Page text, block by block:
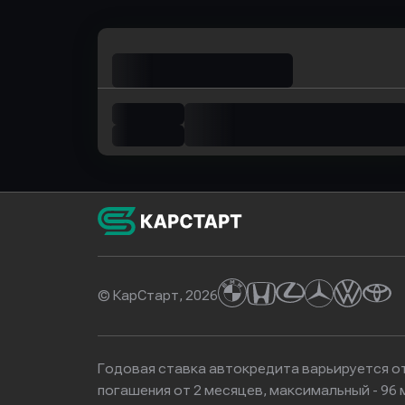
© КарСтарт, 2026
Годовая ставка автокредита варьируется
погашения от 2 месяцев, максимальный -